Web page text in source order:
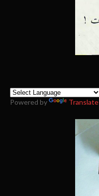
Powered by Translate